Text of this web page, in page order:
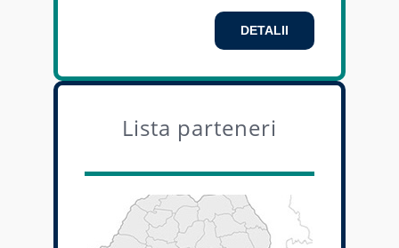
DETALII
Lista parteneri